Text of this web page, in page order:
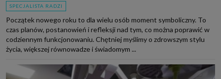
SPECJALISTA RADZI
Początek nowego roku to dla wielu osób moment symboliczny. To
czas planów, postanowień i refleksji nad tym, co można poprawić w
codziennym funkcjonowaniu. Chętniej myślimy o zdrowszym stylu
życia, większej równowadze i świadomym ...